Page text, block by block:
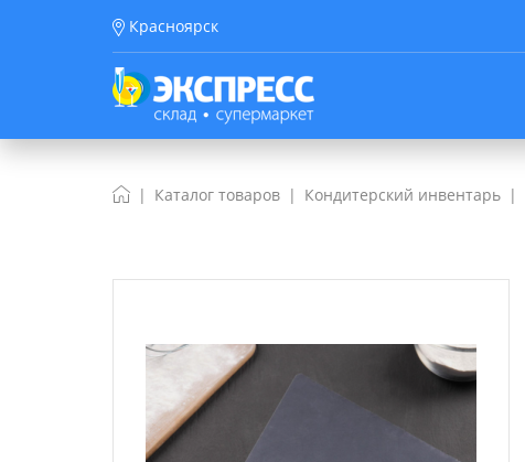
Красноярск
Каталог товаров Кондитерский инвентарь